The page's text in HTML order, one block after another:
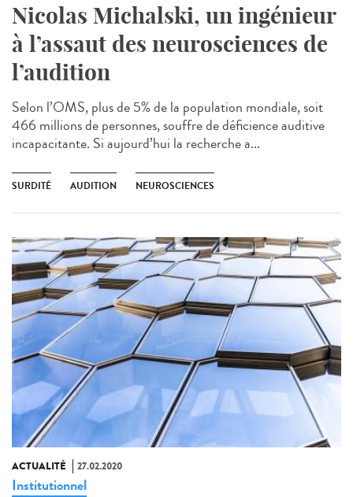
Nicolas Michalski, un ingénieur
à l’assaut des neurosciences de
l’audition
Selon l’OMS, plus de 5% de la population mondiale, soit
466 millions de personnes, souffre de déficience auditive
incapacitante. Si aujourd’hui la recherche a...
SURDITÉ AUDITION NEUROSCIENCES
ACTUALITÉ 27.02.2020
Institutionnel